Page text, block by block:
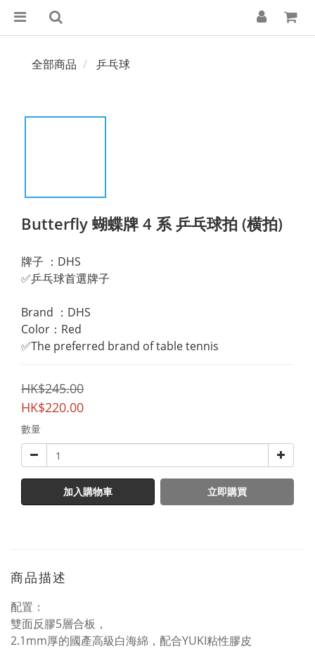
全部商品 乒乓球
Butterfly 蝴蝶牌 4 系 乒乓球拍 (横拍)
牌子 ：DHS
✅乒乓球首選牌子
Brand ：DHS
Color：Red
✅The preferred brand of table tennis
HK$245.00
HK$220.00
數量
加入購物車 立即購買
商品描述
配置：
雙面反膠5層合板，
2.1mm厚的國產高級白海綿，配合YUKI粘性膠皮